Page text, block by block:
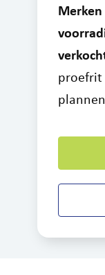
Leasefiets
Actueel
proefrit